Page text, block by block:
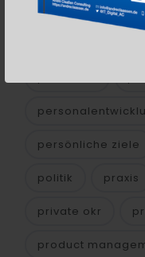
organisationen
persönliche ziele
politik praxis
private okr
product